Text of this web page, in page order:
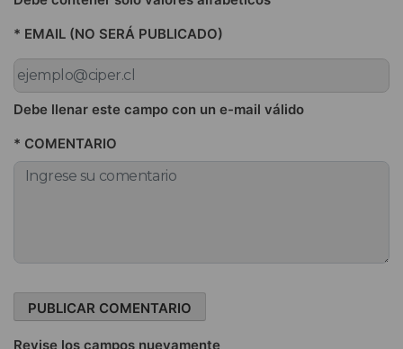
* EMAIL (NO SERÁ PUBLICADO)
Debe llenar este campo con un e-mail válido
* COMENTARIO
Revise los campos nuevamente